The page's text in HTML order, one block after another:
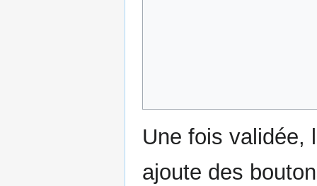
Une fois validée,
ajoute des